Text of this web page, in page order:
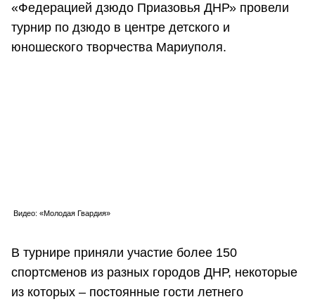
«Федерацией дзюдо Приазовья ДНР» провели
турнир по дзюдо в центре детского и
юношеского творчества Мариуполя.
Видео: «Молодая Гвардия»
В турнире приняли участие более 150
спортсменов из разных городов ДНР, некоторые
из которых – постоянные гости летнего